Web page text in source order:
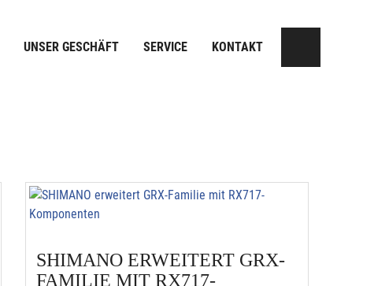
UNSER GESCHÄFT SERVICE KONTAKT
SHIMANO ERWEITERT GRX-
FAMILIE MIT RX717-